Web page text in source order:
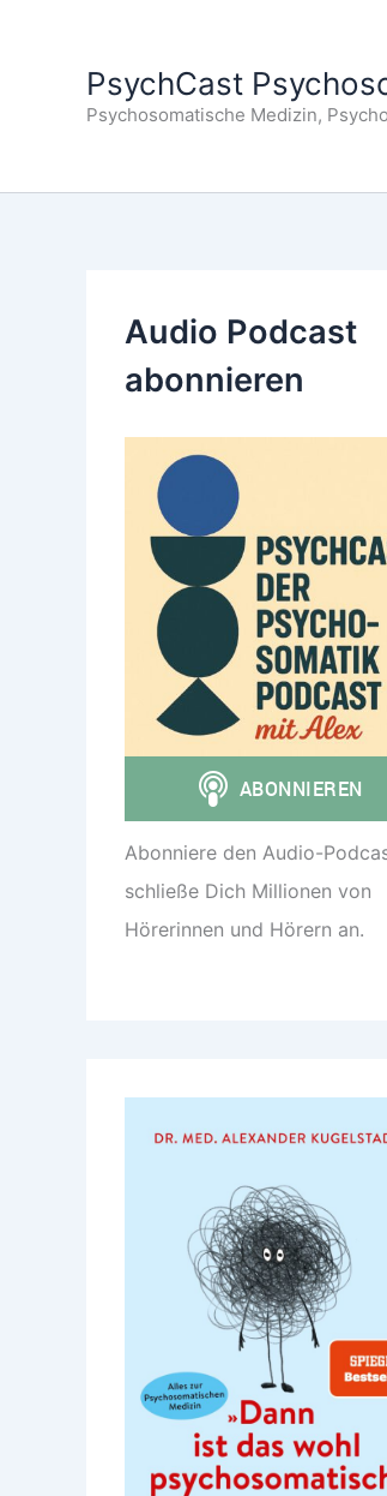
PsychCast
Psychosomatische Medizin,
Audio Podcast
abonnieren
Abonniere den Audio-
schließe Dich Millionen von
Hörerinnen und Hörern an.